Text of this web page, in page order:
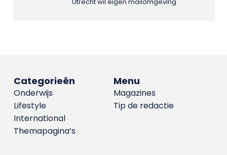
Menu
Magazines
Tip de redactie
Categorieën
Onderwijs
Lifestyle
International
Themapagina’s